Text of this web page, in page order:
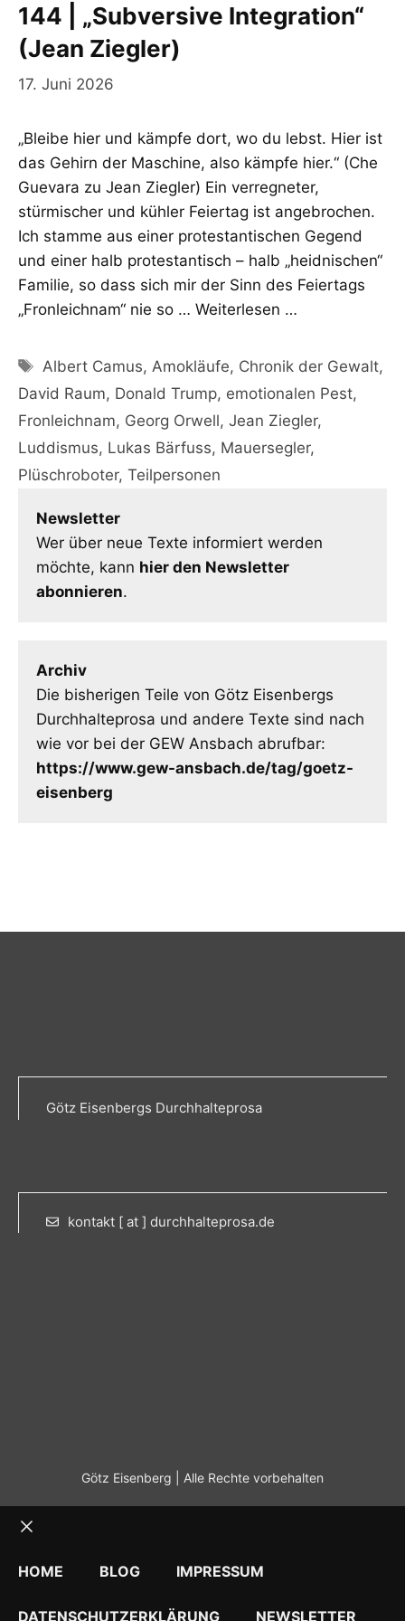
144 | „Subversive Integration“
(Jean Ziegler)
17. Juni 2026
„Bleibe hier und kämpfe dort, wo du lebst. Hier ist
das Gehirn der Maschine, also kämpfe hier.“ (Che
Guevara zu Jean Ziegler) Ein verregneter,
stürmischer und kühler Feiertag ist angebrochen.
Ich stamme aus einer protestantischen Gegend
und einer halb protestantisch – halb „heidnischen“
Familie, so dass sich mir der Sinn des Feiertags
„Fronleichnam“ nie so … Weiterlesen …
Schlagwörter
Albert Camus, Amokläufe, Chronik der Gewalt,
David Raum, Donald Trump, emotionalen Pest,
Fronleichnam, Georg Orwell, Jean Ziegler,
Luddismus, Lukas Bärfuss, Mauersegler,
Plüschroboter, Teilpersonen
Newsletter
Wer über neue Texte informiert werden
möchte, kann hier den Newsletter
abonnieren.
Archiv
Die bisherigen Teile von Götz Eisenbergs
Durchhalteprosa und andere Texte sind nach
wie vor bei der GEW Ansbach abrufbar:
https://www.gew-ansbach.de/tag/goetz-
eisenberg
Götz Eisenbergs Durchhalteprosa
kontakt [ at ] durchhalteprosa.de
Götz Eisenberg | Alle Rechte vorbehalten
HOME
BLOG IMPRESSUM
DATENSCHUTZERKLÄRUNG NEWSLETTER